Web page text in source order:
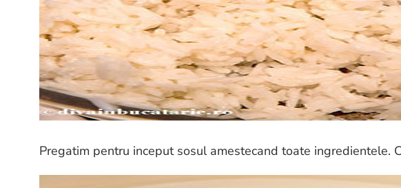
Pregatim pentru inceput sosul amestecand toate ingredientele.